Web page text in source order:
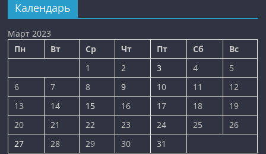
Календарь
Март 2023
Пн
Вт Ср Чт Пт Сб
Вс
1
2 3 4
5
6
7 8 9 10 11
12
13
14 15 16 17 18
19
20
21 22 23 24 25
26
27
28 29 30 31